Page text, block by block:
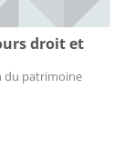
droit et
du patrimoine